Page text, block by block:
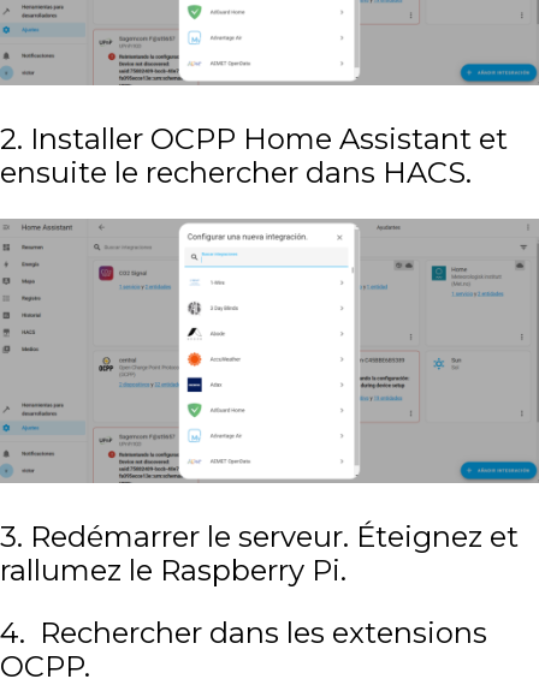
2. Installer OCPP Home Assistant et
ensuite le rechercher dans HACS.
3. Redémarrer le serveur. Éteignez et
rallumez le Raspberry Pi.
4. Rechercher dans les extensions
OCPP.